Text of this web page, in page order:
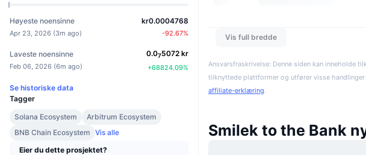
Høyeste noensinne
Apr 23, 2026 (3m ago)
kr0.0004768
-92.67%
Laveste noensinne
Feb 06, 2026 (6m ago)
0.075072 kr
+68824.09%
Se historiske data
Tagger
Solana Ecosystem
Arbitrum Ecosystem
BNB Chain Ecosystem Vis alle
Eier du dette prosjektet?
Vis full bredde
Ansvarsfraskrivelse: Denne siden kan inneholde
tilknyttede plattformer og utfører visse
affiliate-erklæring.
Smilek to the Bank